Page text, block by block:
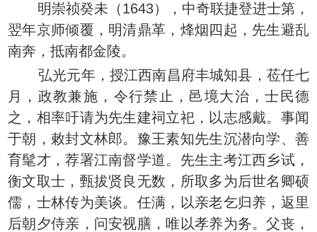
明崇祯癸未（1643），中奇联捷登进士第，
翌年京师倾覆，明清鼎革，烽烟四起，先生避乱
南奔，抵南都金陵。
弘光元年，授江西南昌府丰城知县，莅任七
月，政教兼施，令行禁止，邑境大治，士民德
之，相率吁请为先生建祠立祀，以志感戴。事闻
于朝，敕封文林郎。豫王素知先生沉潜向学、善
育髦才，荐署江南督学道。先生主考江西乡试，
衡文取士，甄拔贤良无数，所取多为后世名卿硕
儒，士林传为美谈。任满，以亲老乞归养，返里
后朝夕侍亲，问安视膳，唯以孝养为务。父丧，